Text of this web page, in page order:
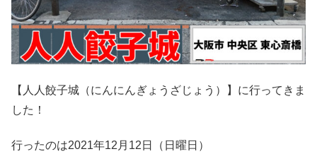
【人人餃子城（にんにんぎょうざじょう）】に行ってきま
した！
行ったのは2021年12月12日（日曜日）